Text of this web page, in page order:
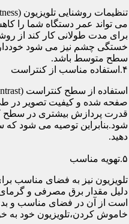
می تواند عمر دستگاه شما را
برای مدت طولانی کار کند از
خستگی چشم نیز می شود
سطح متوسط باشد.
۴.استفاده مناسب از کنتراست
صفحه شده و کیفیت تصویر در
قدرت پردازش بیشتری در سطح
شود.بنابراین توصیه می شود که
دهید.
۵.تهویه مناسب
تلویزیون نیز به فضای مناسب
دلیل مقدار برق مصرفی و گرمای
است از آن در فضای مناسب و
خاموش کردن،تلویزیون خود به